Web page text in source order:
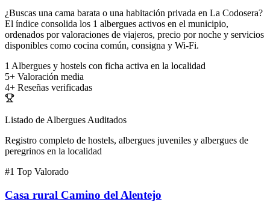
¿Buscas una cama barata o una habitación privada en La Codosera?
El índice consolida los 1 albergues activos en el municipio,
ordenados por valoraciones de viajeros, precio por noche y servicios
disponibles como cocina común, consigna y Wi-Fi.
1 Albergues y hostels con ficha activa en la localidad
5+ Valoración media
4+ Reseñas verificadas
Listado de Albergues Auditados
Registro completo de hostels, albergues juveniles y albergues de
peregrinos en la localidad
#1 Top Valorado
Casa rural Camino del Alentejo